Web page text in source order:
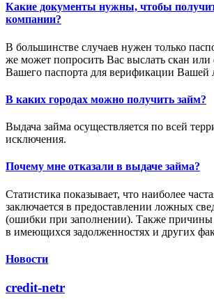
Какие документы нужны, чтобы
компании?
В большинстве случаев нужен только
же может попросить Вас выслать скан или
Вашего паспорта для верификации Вашей
В каких городах можно получить займ?
Выдача займа осуществляется по всей
исключения.
Почему мне отказали в выдаче займа?
Статистика показывает, что наиболее
заключается в предоставлении ложных
(ошибки при заполнении). Также причины
в имеющихся задолженностях и других
Новости
credit-netr